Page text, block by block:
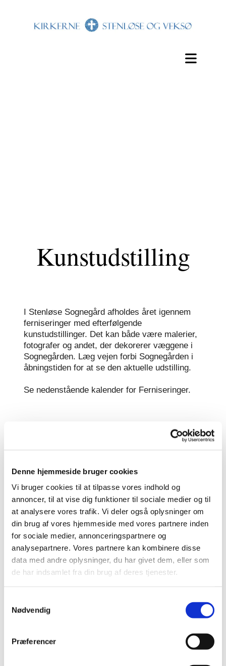
Denne hjemmeside bruger cookies
Vi bruger cookies til at tilpasse vores indhold og
annoncer, til at vise dig funktioner til sociale medier og til
at analysere vores trafik. Vi deler også oplysninger om
din brug af vores hjemmeside med vores partnere inden
for sociale medier, annonceringspartnere og
analysepartnere. Vores partnere kan kombinere disse
data med andre oplysninger, du har givet dem, eller som
de har indsamlet fra din brug af deres tjenester.
Nødvendig
Præferencer
Kunstudstilling
I Stenløse Sognegård afholdes året igennem
ferniseringer med efterfølgende
kunstudstillinger. Det kan både være malerier,
fotografer og andet, der dekorerer væggene i
Sognegården. Læg vejen forbi Sognegården i
åbningstiden for at se den aktuelle udstilling.
Se nedenstående kalender for Ferniseringer.
FERNISERINGER OG
KUNSTUDSTILLINGER